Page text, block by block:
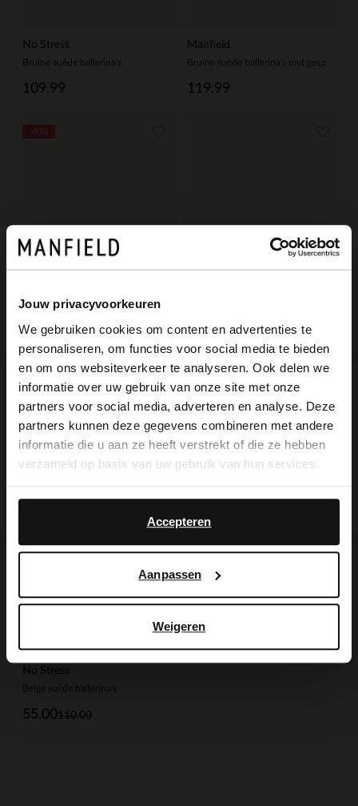
Jouw privacyvoorkeuren
We gebruiken cookies om content en advertenties te
personaliseren, om functies voor social media te bieden
en om ons websiteverkeer te analyseren. Ook delen we
informatie over uw gebruik van onze site met onze
partners voor social media, adverteren en analyse. Deze
partners kunnen deze gegevens combineren met andere
informatie die u aan ze heeft verstrekt of die ze hebben
verzameld op basis van uw gebruik van hun services.
Accepteren
Aanpassen
Weigeren
No Stress
Bruine suède ballerina's
109.99
Manfield
Bruine suède ballerina's met gesp
119.99
Zwarte leren loafers
109.98
65.99
Zwarte leren ballerina's met gesp
119.99
No Stress
Beige suède ballerina's
110.00
55.00
-50%
×
View this website in English?
It looks like your language isn't Dutch. Would
you like to switch to English?
English